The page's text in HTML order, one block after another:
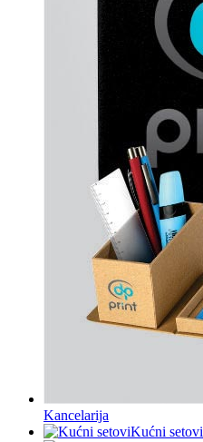
Kancelarija
Kućni setovi